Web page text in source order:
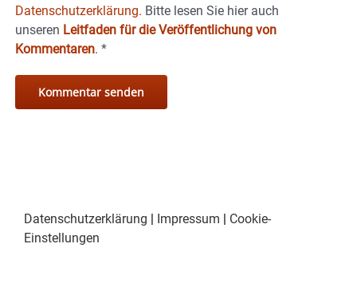
Datenschutzerklärung. Bitte lesen Sie hier auch
unseren Leitfaden für die Veröffentlichung von
Kommentaren. *
Datenschutzerklärung | Impressum | Cookie-
Einstellungen